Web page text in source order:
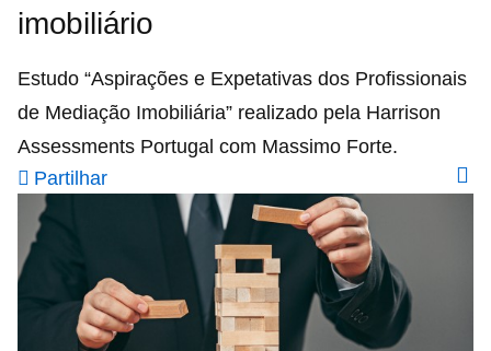
imobiliário
Estudo “Aspirações e Expetativas dos Profissionais
de Mediação Imobiliária” realizado pela Harrison
Assessments Portugal com Massimo Forte.
Partilhar